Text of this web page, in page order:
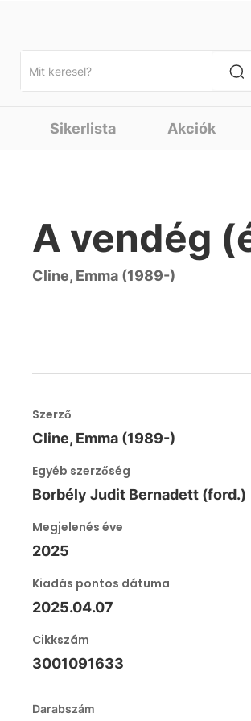
Sikerlista Akciók
A vendég
Cline, Emma (1989-)
Szerző
Cline, Emma (1989-)
Egyéb szerzőség
Borbély Judit Bernadett (ford.)
Megjelenés éve
2025
Kiadás pontos dátuma
2025.04.07
Cikkszám
3001091633
Darabszám